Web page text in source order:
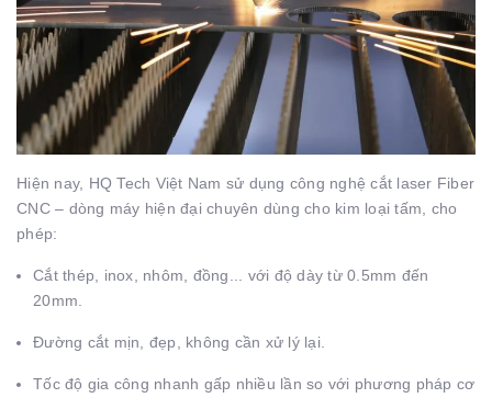
Hiện nay, HQ Tech Việt Nam sử dụng công nghệ cắt laser Fiber
CNC – dòng máy hiện đại chuyên dùng cho kim loại tấm, cho
phép:
Cắt thép, inox, nhôm, đồng... với độ dày từ 0.5mm đến
20mm.
Đường cắt mịn, đẹp, không cần xử lý lại.
Tốc độ gia công nhanh gấp nhiều lần so với phương pháp cơ